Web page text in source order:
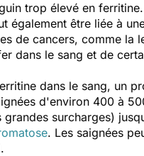
trop élevé en ferritine.
également être liée à
de cancers, comme la
dans le sang et de
dans le sang, un
d'environ 400 à
surcharges)
. Les saignées